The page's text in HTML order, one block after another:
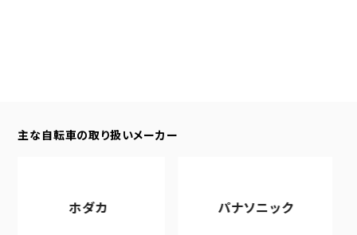
主な自転車の取り扱いメーカー
ホダカ パナソニック